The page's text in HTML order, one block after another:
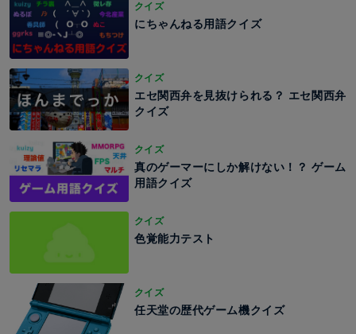
クイズ
にちゃんねる用語クイズ
クイズ
エセ関西弁を見抜けられる？ エセ関西弁
クイズ
クイズ
真のゲーマーにしか解けない！？ ゲーム
用語クイズ
クイズ
色覚能力テスト
クイズ
任天堂の歴代ゲーム機クイズ